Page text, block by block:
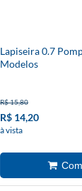
Lapiseira 0.7
Modelos
R$ 15,80
R$ 14,20
à vista